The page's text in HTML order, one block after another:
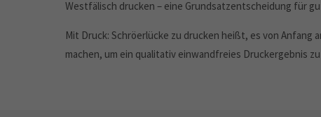
Westfälisch drucken – eine Grundsatzentscheidung für
Mit Druck: Schröerlücke zu drucken heißt, es von Anfang
machen, um ein qualitativ einwandfreies Druckergebnis